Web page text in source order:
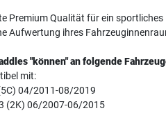
Premium Qualität für ein
Aufwertung ihres
"können" an folgende
mit:
04/2011-08/2019
(2K) 06/2007-06/2015